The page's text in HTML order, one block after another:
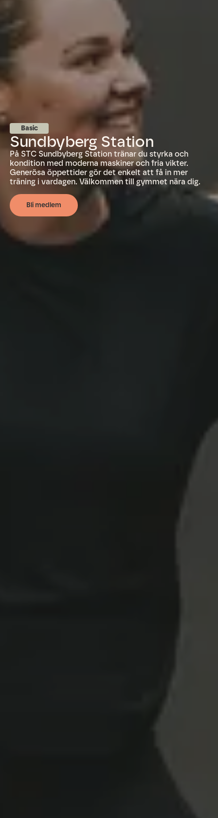
Basic
Sundbyberg Station
På STC Sundbyberg Station tränar du styrka och
kondition med moderna maskiner och fria vikter.
Generösa öppettider gör det enkelt att få in mer
träning i vardagen. Välkommen till gymmet nära dig.
Bli medlem